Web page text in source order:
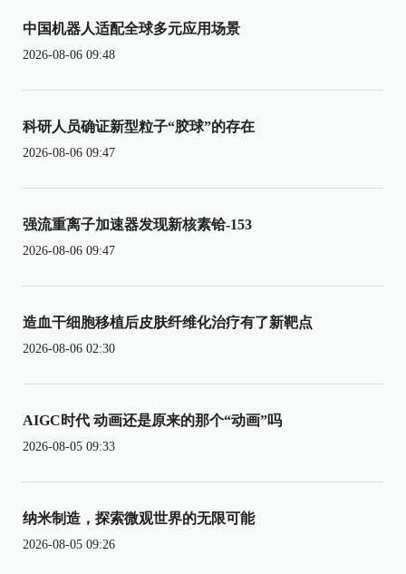
中国机器人适配全球多元应用场景
2026-08-06 09:48
科研人员确证新型粒子“胶球”的存在
2026-08-06 09:47
强流重离子加速器发现新核素铪-153
2026-08-06 09:47
造血干细胞移植后皮肤纤维化治疗有了新靶点
2026-08-06 02:30
AIGC时代 动画还是原来的那个“动画”吗
2026-08-05 09:33
纳米制造，探索微观世界的无限可能
2026-08-05 09:26